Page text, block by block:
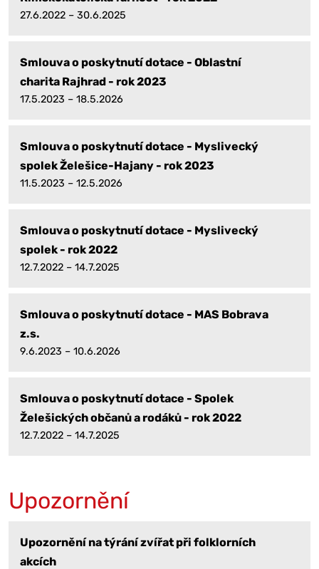
27.6.2022 – 30.6.2025
Smlouva o poskytnutí dotace - Oblastní
charita Rajhrad - rok 2023
17.5.2023 – 18.5.2026
Smlouva o poskytnutí dotace - Myslivecký
spolek Želešice-Hajany - rok 2023
11.5.2023 – 12.5.2026
Smlouva o poskytnutí dotace - Myslivecký
spolek - rok 2022
12.7.2022 – 14.7.2025
Smlouva o poskytnutí dotace - MAS Bobrava
z.s.
9.6.2023 – 10.6.2026
Smlouva o poskytnutí dotace - Spolek
Želešických občanů a rodáků - rok 2022
12.7.2022 – 14.7.2025
Upozornění
Upozornění na týrání zvířat při folklorních
akcích